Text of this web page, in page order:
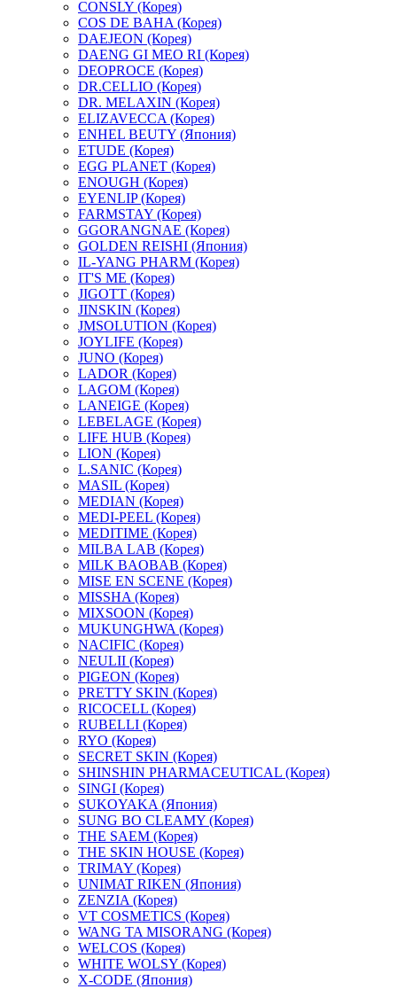
CONSLY (Корея)
COS DE BAHA (Корея)
DAEJEON (Корея)
DAENG GI MEO RI (Корея)
DEOPROCE (Корея)
DR.CELLIO (Корея)
DR. MELAXIN (Корея)
ELIZAVECCA (Корея)
ENHEL BEUTY (Япония)
ETUDE (Корея)
EGG PLANET (Корея)
ENOUGH (Корея)
EYENLIP (Корея)
FARMSTAY (Корея)
GGORANGNAE (Корея)
GOLDEN REISHI (Япония)
IL-YANG PHARM (Корея)
IT'S ME (Корея)
JIGOTT (Корея)
JINSKIN (Корея)
JMSOLUTION (Корея)
JOYLIFE (Корея)
JUNO (Корея)
LADOR (Корея)
LAGOM (Корея)
LANEIGE (Корея)
LEBELAGE (Корея)
LIFE HUB (Корея)
LION (Корея)
L.SANIC (Корея)
MASIL (Корея)
MEDIAN (Корея)
MEDI-PEEL (Корея)
MEDITIME (Корея)
MILBA LAB (Корея)
MILK BAOBAB (Корея)
MISE EN SCENE (Корея)
MISSHA (Корея)
MIXSOON (Корея)
MUKUNGHWA (Корея)
NACIFIC (Корея)
NEULII (Корея)
PIGEON (Корея)
PRETTY SKIN (Корея)
RICOCELL (Корея)
RUBELLI (Корея)
RYO (Корея)
SECRET SKIN (Корея)
SHINSHIN PHARMACEUTICAL (Корея)
SINGI (Корея)
SUKOYAKA (Япония)
SUNG BO CLEAMY (Корея)
THE SAEM (Корея)
THE SKIN HOUSE (Корея)
TRIMAY (Корея)
UNIMAT RIKEN (Япония)
ZENZIA (Корея)
VT COSMETICS (Корея)
WANG TA MISORANG (Корея)
WELCOS (Корея)
WHITE WOLSY (Корея)
X-CODE (Япония)